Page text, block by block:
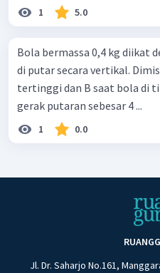
1 5.0
Bola bermassa 0,4 kg diikat
di putar secara vertikal.
tertinggi dan B saat bola di
gerak putaran sebesar 4 ...
1 0.0
Jl. Dr. Saharjo No.161,